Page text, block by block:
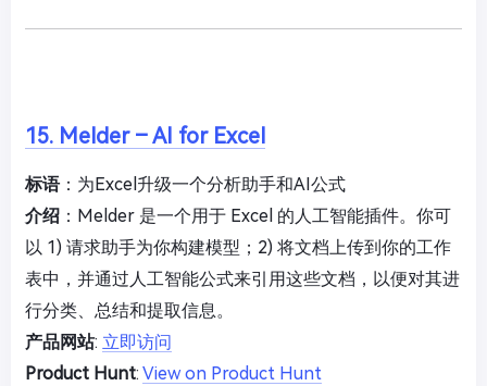
15. Melder – AI for Excel
标语：为Excel升级一个分析助手和AI公式
介绍 ：Melder 是一个用于 Excel 的人工智能插件。你可
以 1) 请求助手为你构建模型；2) 将文档上传到你的工作
表中，并通过人工智能公式来引用这些文档，以便对其进
行分类、总结和提取信息。
产品网站: 立即访问
Product Hunt: View on Product Hunt